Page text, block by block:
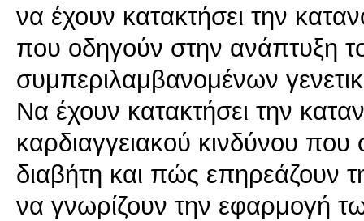
να έχουν κατακτήσει την
που οδηγούν στην ανάπτυξη
συμπεριλαμβανομένων
Να έχουν κατακτήσει την
καρδιαγγειακού κινδύνου
διαβήτη και πώς επηρεάζουν
να γνωρίζουν την εφαρμογή